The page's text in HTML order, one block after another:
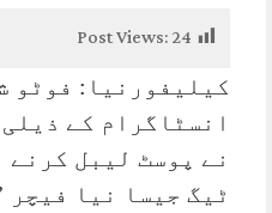
Post Views:24
کیلیفورنیا: فوٹو
انسٹاگرام کے
نے پوسٹ لیبل
ٹیگ جیسا نیا فیچر